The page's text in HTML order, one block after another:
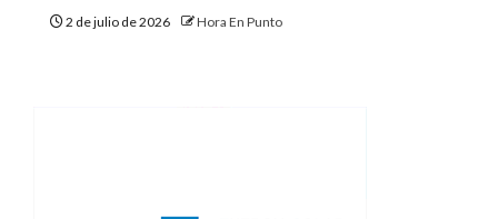
2 de julio de 2026 Hora En Punto